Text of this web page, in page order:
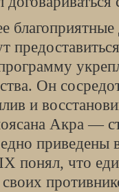
Он
и
Акра —
приведены
что
своих